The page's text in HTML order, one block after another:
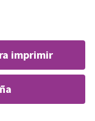
imprimir